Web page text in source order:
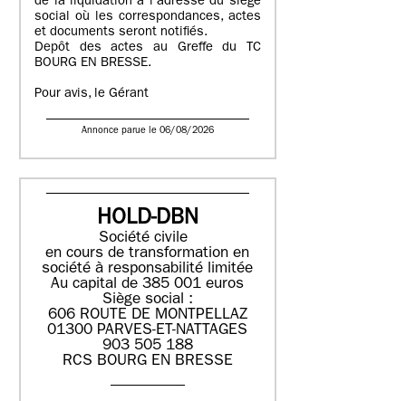
social où les correspondances, actes
et documents seront notifiés.
Depôt des actes au Greffe du TC
BOURG EN BRESSE.
Pour avis, le Gérant
Annonce parue le 06/08/2026
HOLD-DBN
Société civile
en cours de transformation en
société à responsabilité limitée
Au capital de 385 001 euros
Siège social :
606 ROUTE DE MONTPELLAZ
01300 PARVES-ET-NATTAGES
903 505 188
RCS BOURG EN BRESSE